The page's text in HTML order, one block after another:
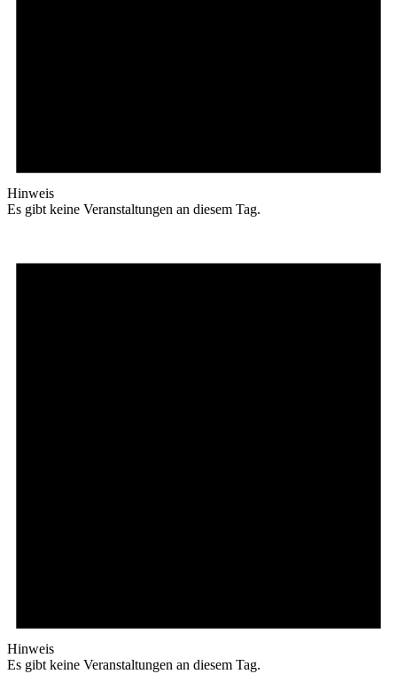
Hinweis
Es gibt keine Veranstaltungen an diesem Tag.
Hinweis
Es gibt keine Veranstaltungen an diesem Tag.